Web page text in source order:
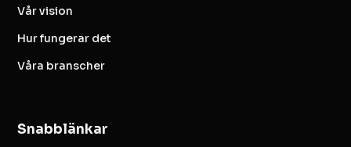
Vår vision
Hur fungerar det
Våra branscher
Snabblänkar